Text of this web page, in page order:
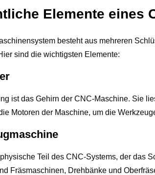
Elemente eines
besteht aus mehreren
sind die wichtigsten Elemente:
ist das Gehirn der CNC-Maschine. Sie
Motoren der Maschine, um die
Teil des CNC-Systems, der das
Fräsmaschinen, Drehbänke und